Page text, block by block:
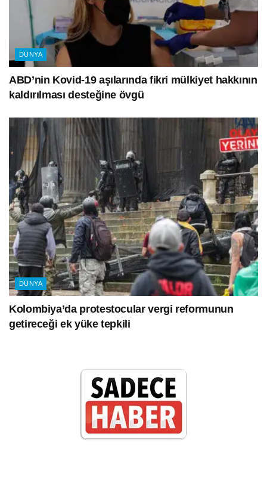
DÜNYA
ABD’nin Kovid-19 aşılarında fikri mülkiyet hakkının
kaldırılması desteğine övgü
DÜNYA
Kolombiya’da protestocular vergi reformunun
getireceği ek yüke tepkili